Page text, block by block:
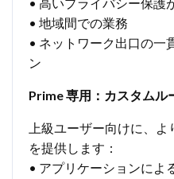
• 地域間での業務
• ネットワーク出口の一
ン
Prime 専用：カスタムル
上級ユーザー向けに、
を提供します：
• アプリケーションによ